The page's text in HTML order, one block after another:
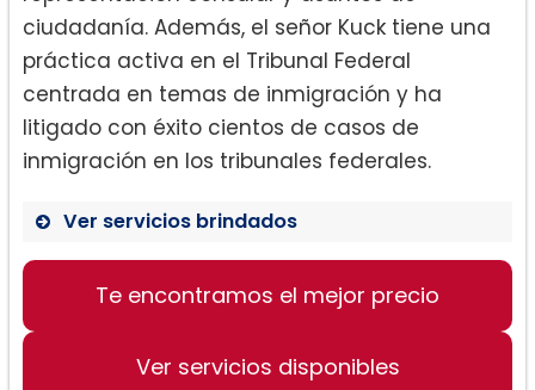
ciudadanía. Además, el señor Kuck tiene una
práctica activa en el Tribunal Federal
centrada en temas de inmigración y ha
litigado con éxito cientos de casos de
inmigración en los tribunales federales.
Ver servicios brindados
Inmigración empresarial
Certificaciones laborales
Te encontramos el mejor precio
Ver servicios disponibles